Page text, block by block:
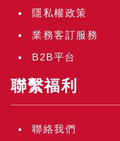
隱私權政策
業務客訂服務
B2B平台
聯繫福利
聯絡我們